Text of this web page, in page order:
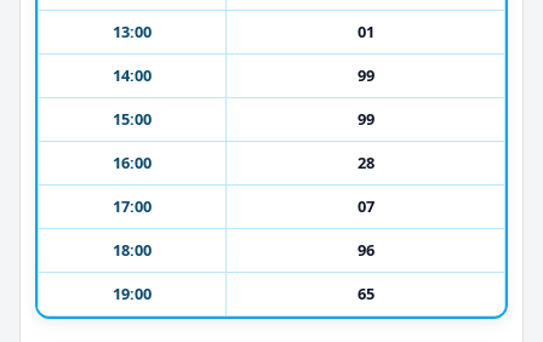
13:00
01
14:00
99
15:00
99
16:00
28
17:00
07
18:00
96
19:00
65